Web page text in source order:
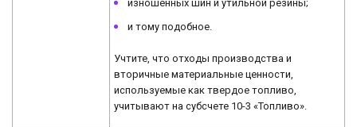
изношенных шин и утильной резины;
и тому подобное.
Учтите, что отходы производства и
вторичные материальные ценности,
используемые как твердое топливо,
учитывают на субсчете 10-3 «Топливо».